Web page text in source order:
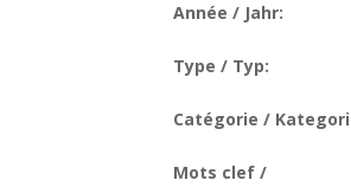
Année / Jahr:
Type / Typ:
Catégorie /
Mots clef /